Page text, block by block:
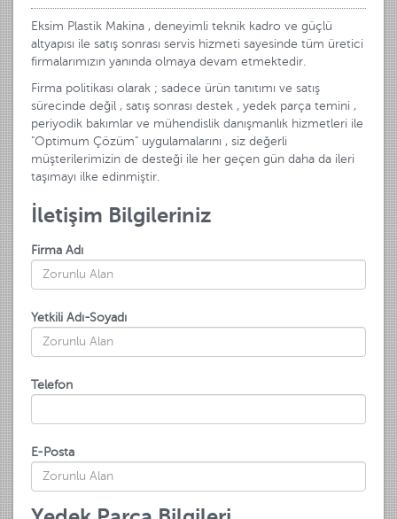
Eksim Plastik Makina , deneyimli teknik kadro ve güçlü
altyapısı ile satış sonrası servis hizmeti sayesinde tüm üretici
firmalarımızın yanında olmaya devam etmektedir.
Firma politikası olarak ; sadece ürün tanıtımı ve satış
sürecinde değil , satış sonrası destek , yedek parça temini ,
periyodik bakımlar ve mühendislik danışmanlık hizmetleri ile
"Optimum Çözüm" uygulamalarını , siz değerli
müşterilerimizin de desteği ile her geçen gün daha da ileri
taşımayı ilke edinmiştir.
İletişim Bilgileriniz
Firma Adı
Yetkili Adı-Soyadı
Telefon
E-Posta